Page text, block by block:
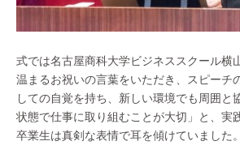
式では名古屋商科大学ビジネススクール横
温まるお祝いの言葉をいただき、スピーチ
しての自覚を持ち、新しい環境でも周囲と
状態で仕事に取り組むことが大切」と、実
卒業生は真剣な表情で耳を傾けていました。